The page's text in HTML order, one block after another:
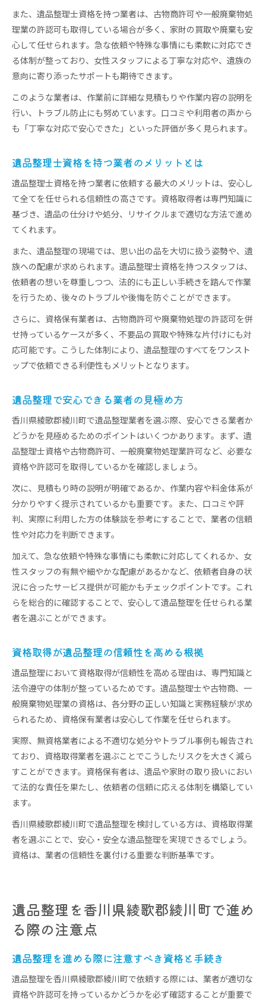
また、遺品整理士資格を持つ業者は、古物商許可や一般廃棄物処
理業の許認可も取得している場合が多く、家財の買取や廃棄も安
心して任せられます。急な依頼や特殊な事情にも柔軟に対応でき
る体制が整っており、女性スタッフによる丁寧な対応や、遺族の
意向に寄り添ったサポートも期待できます。
このような業者は、作業前に詳細な見積もりや作業内容の説明を
行い、トラブル防止にも努めています。口コミや利用者の声から
も「丁寧な対応で安心できた」といった評価が多く見られます。
遺品整理士資格を持つ業者のメリットとは
遺品整理士資格を持つ業者に依頼する最大のメリットは、安心し
て全てを任せられる信頼性の高さです。資格取得者は専門知識に
基づき、遺品の仕分けや処分、リサイクルまで適切な方法で進め
てくれます。
また、遺品整理の現場では、思い出の品を大切に扱う姿勢や、遺
族への配慮が求められます。遺品整理士資格を持つスタッフは、
依頼者の想いを尊重しつつ、法的にも正しい手続きを踏んで作業
を行うため、後々のトラブルや後悔を防ぐことができます。
さらに、資格保有業者は、古物商許可や廃棄物処理の許認可を併
せ持っているケースが多く、不要品の買取や特殊な片付けにも対
応可能です。こうした体制により、遺品整理のすべてをワンスト
ップで依頼できる利便性もメリットとなります。
遺品整理で安心できる業者の見極め方
香川県綾歌郡綾川町で遺品整理業者を選ぶ際、安心できる業者か
どうかを見極めるためのポイントはいくつかあります。まず、遺
品整理士資格や古物商許可、一般廃棄物処理業許可など、必要な
資格や許認可を取得しているかを確認しましょう。
次に、見積もり時の説明が明確であるか、作業内容や料金体系が
分かりやすく提示されているかも重要です。また、口コミや評
判、実際に利用した方の体験談を参考にすることで、業者の信頼
性や対応力を判断できます。
加えて、急な依頼や特殊な事情にも柔軟に対応してくれるか、女
性スタッフの有無や細やかな配慮があるかなど、依頼者自身の状
況に合ったサービス提供が可能かもチェックポイントです。これ
らを総合的に確認することで、安心して遺品整理を任せられる業
者を選ぶことができます。
資格取得が遺品整理の信頼性を高める根拠
遺品整理において資格取得が信頼性を高める理由は、専門知識と
法令遵守の体制が整っているためです。遺品整理士や古物商、一
般廃棄物処理業の資格は、各分野の正しい知識と実務経験が求め
られるため、資格保有業者は安心して作業を任せられます。
実際、無資格業者による不適切な処分やトラブル事例も報告され
ており、資格取得業者を選ぶことでこうしたリスクを大きく減ら
すことができます。資格保有者は、遺品や家財の取り扱いにおい
て法的な責任を果たし、依頼者の信頼に応える体制を構築してい
ます。
香川県綾歌郡綾川町で遺品整理を検討している方は、資格取得業
者を選ぶことで、安心・安全な遺品整理を実現できるでしょう。
資格は、業者の信頼性を裏付ける重要な判断基準です。
遺品整理を香川県綾歌郡綾川町で進め
る際の注意点
遺品整理を進める際に注意すべき資格と手続き
遺品整理を香川県綾歌郡綾川町で依頼する際には、業者が適切な
資格や許認可を持っているかどうかを必ず確認することが重要で